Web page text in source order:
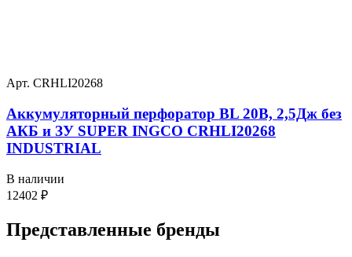
Арт. CRHLI20268
Аккумуляторный перфоратор BL 20В, 2,5Дж без
АКБ и ЗУ SUPER INGCO CRHLI20268
INDUSTRIAL
В наличии
12402 ₽
Представленные бренды